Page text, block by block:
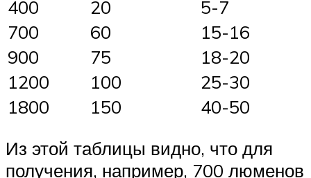
400
20
5-7
700
60
15-16
900
75
18-20
1200
100
25-30
1800
150
40-50
Из этой таблицы видно, что для
получения, например, 700 люменов